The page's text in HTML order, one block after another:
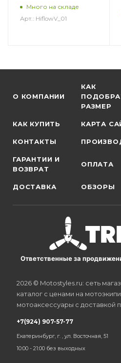
Много на складе
Арт.: HiflowV_01
О КОМПАНИИ
КАК
РАЗМЕР
КАК КУПИТЬ КАРТА
КОНТАКТЫ
ГАРАНТИИ И
ВОЗВРАТ
ОПЛАТА
ДОСТАВКА ОБЗОРЫ
Ответственные за
2026 © Motostyles.ru: сеть
каталог с ценами на
мотоаксессуары с доставкой
+7(924) 907-57-77
Екатеринбург, г. , ул. Восточная, 51
10:00 - 21:00 без выходных